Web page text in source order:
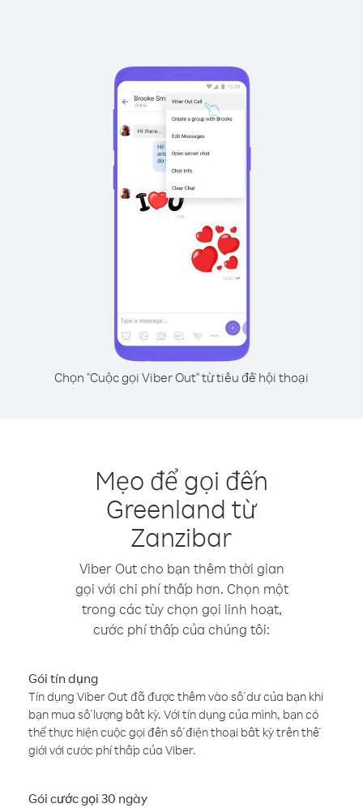
Chọn "Cuộc gọi Viber Out" từ tiêu đề hội thoại
Mẹo để gọi đến
Greenland từ
Zanzibar
Viber Out cho bạn thêm thời gian
gọi với chi phí thấp hơn. Chọn một
trong các tùy chọn gọi linh hoạt,
cước phí thấp của chúng tôi:
Gói tín dụng
Tín dụng Viber Out đã được thêm vào số dư của bạn khi
bạn mua số lượng bất kỳ. Với tín dụng của mình, bạn có
thể thực hiện cuộc gọi đến số điện thoại bất kỳ trên thế
giới với cước phí thấp của Viber.
Gói cước gọi 30 ngày